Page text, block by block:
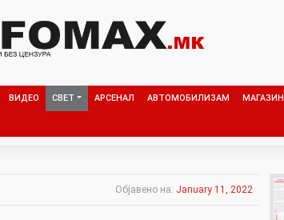
ВИДЕО СВЕТ АРСЕНАЛ АВТОМОБИЛИЗАМ МАГАЗИН
Објавено на: January 11, 2022